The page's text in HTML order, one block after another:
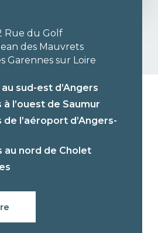
Rue du Golf
des Mauvrets
Garennes sur Loire
sud-est d’Angers
l’ouest de Saumur
l’aéroport d’Angers-
au nord de Cholet